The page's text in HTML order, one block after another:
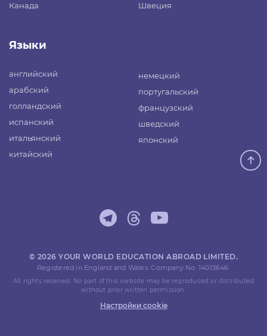
Канада
Швеция
Языки
английский
арабский
голландский
испанский
итальянский
китайский
немецкий
португальский
французский
шведский
японский
© 2026 YOUR WORLD EDUCATION ABROAD LIMITED.
Registered in England and Wales. Company No. 14013646.
All rights reserved. No part of this website may be reproduced or distributed
without prior written permission.
Настройки cookie